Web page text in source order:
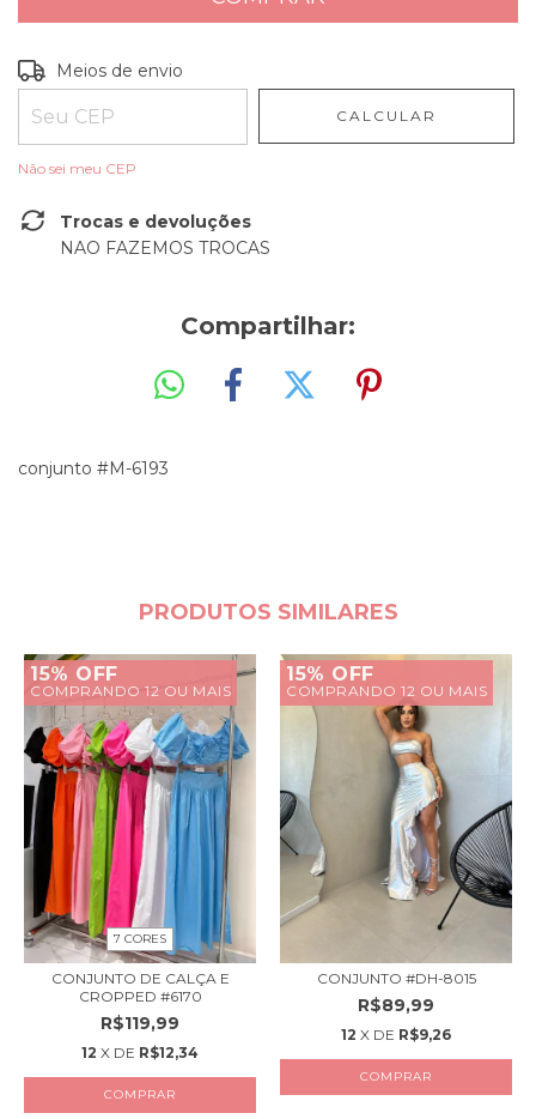
Entregas para o CEP:
Meios de envio
CALCULAR
Não sei meu CEP
Trocas e devoluções
NAO FAZEMOS TROCAS
Compartilhar:
conjunto #M-6193
PRODUTOS SIMILARES
15% OFF
COMPRANDO 12 OU MAIS
7 CORES
CONJUNTO DE CALÇA E
CROPPED #6170
R$119,99
12 X DE R$12,34
COMPRAR
15% OFF
COMPRANDO 12 OU MAIS
CONJUNTO #DH-8015
R$89,99
12 X DE R$9,26
COMPRAR